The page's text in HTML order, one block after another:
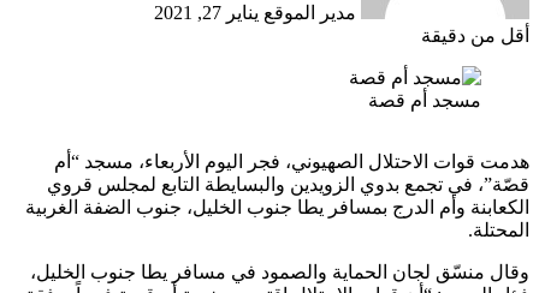
مدير الموقع يناير 27, 2021
أقل من دقيقة
مسجد أم قصة
هدمت قوات الاحتلال الصهيوني، فجر اليوم الأربعاء، مسجد “أم
قصّة”، في تجمع بدوي الزويدين والبسايطة التابع لمجلس قروي
الكعابنة وأم الدرج بمسافر يطا جنوب الخليل، جنوب الضفة الغربية
المحتلة.
وقال منسّق لجان الحماية والصمود في مسافر يطا جنوب الخليل،